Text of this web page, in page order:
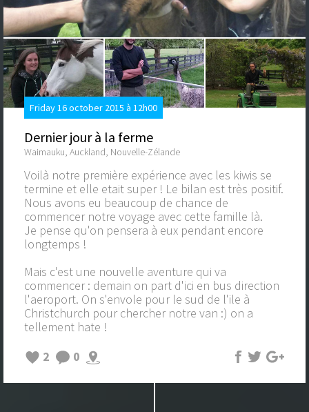
Friday 16 october 2015 à 12h00
Dernier jour à la ferme
Waimauku, Auckland, Nouvelle-Zélande
Voilà notre première expérience avec les kiwis se
termine et elle etait super ! Le bilan est très positif.
Nous avons eu beaucoup de chance de
commencer notre voyage avec cette famille là.
Je pense qu'on pensera à eux pendant encore
longtemps !
Mais c'est une nouvelle aventure qui va
commencer : demain on part d'ici en bus direction
l'aeroport. On s'envole pour le sud de l'ile à
Christchurch pour chercher notre van :) on a
tellement hate !
2
0